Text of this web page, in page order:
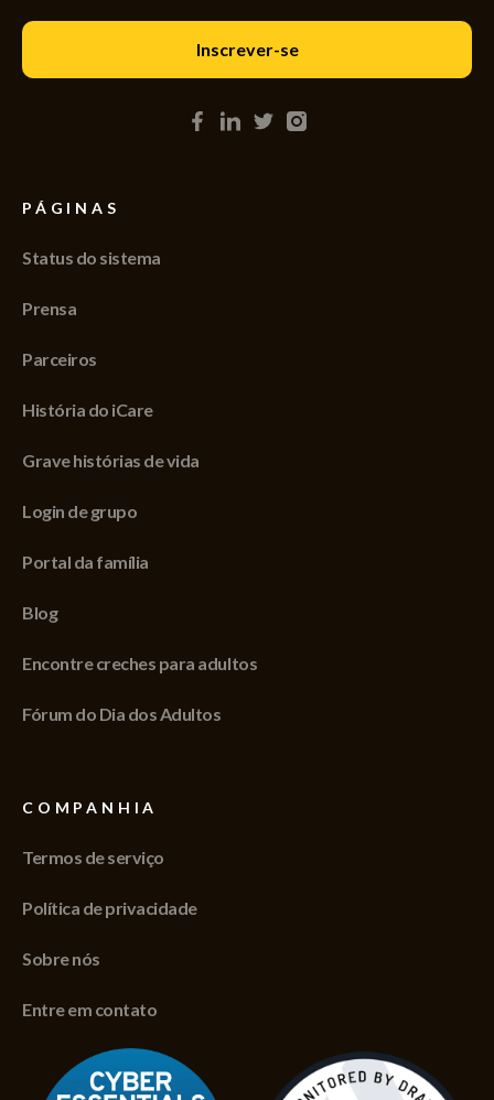
PÁGINAS
Status do sistema
Prensa
Parceiros
História do iCare
Grave histórias de vida
Login de grupo
Portal da família
Blog
Encontre creches para adultos
Fórum do Dia dos Adultos
COMPANHIA
Termos de serviço
Política de privacidade
Sobre nós
Entre em contato